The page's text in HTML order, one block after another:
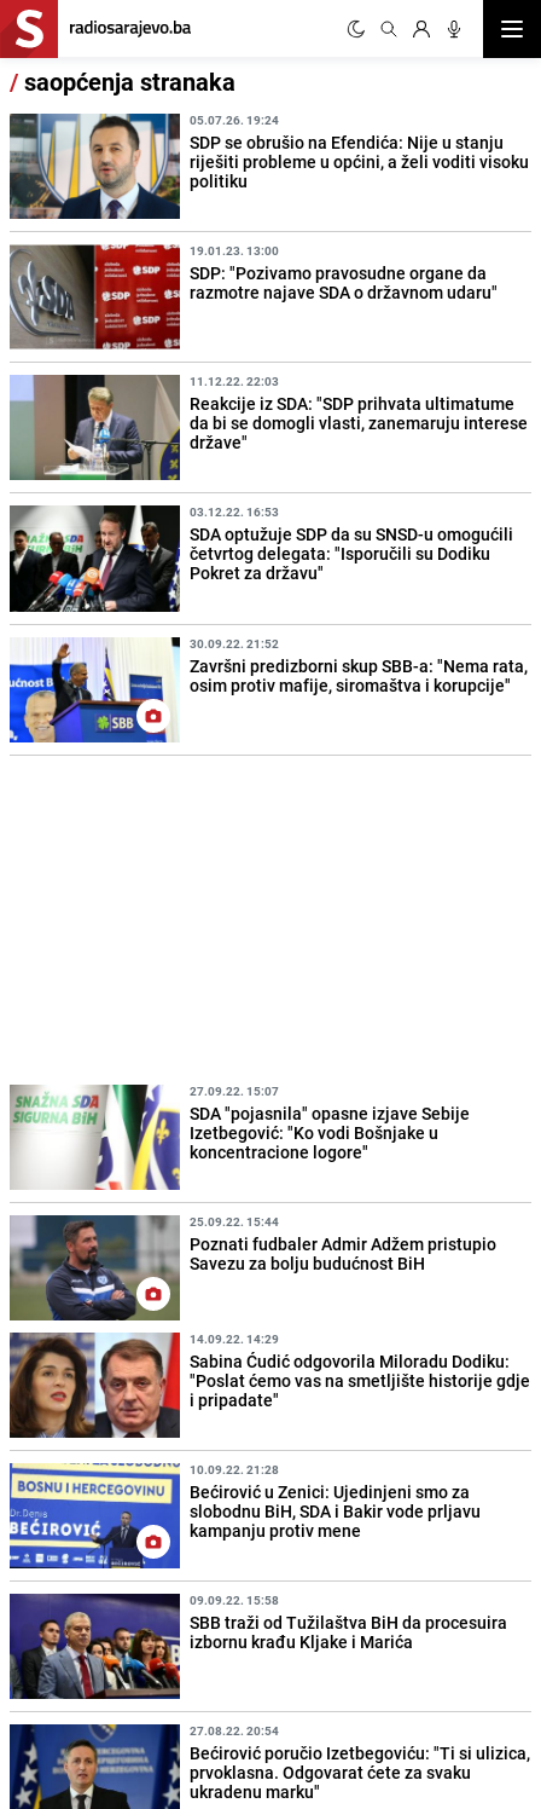
/saopćenja stranaka
05.07.26. 19:24
SDP se obrušio na Efendića: Nije u stanju
riješiti probleme u općini, a želi voditi visoku
politiku
19.01.23. 13:00
SDP: "Pozivamo pravosudne organe da
razmotre najave SDA o državnom udaru"
11.12.22. 22:03
Reakcije iz SDA: "SDP prihvata ultimatume
da bi se domogli vlasti, zanemaruju interese
države"
03.12.22. 16:53
SDA optužuje SDP da su SNSD-u omogućili
četvrtog delegata: "Isporučili su Dodiku
Pokret za državu"
30.09.22. 21:52
Završni predizborni skup SBB-a: "Nema rata,
osim protiv mafije, siromaštva i korupcije"
27.09.22. 15:07
SDA "pojasnila" opasne izjave Sebije
Izetbegović: "Ko vodi Bošnjake u
koncentracione logore"
25.09.22. 15:44
Poznati fudbaler Admir Adžem pristupio
Savezu za bolju budućnost BiH
14.09.22. 14:29
Sabina Ćudić odgovorila Miloradu Dodiku:
"Poslat ćemo vas na smetljište historije gdje
i pripadate"
10.09.22. 21:28
Bećirović u Zenici: Ujedinjeni smo za
slobodnu BiH, SDA i Bakir vode prljavu
kampanju protiv mene
09.09.22. 15:58
SBB traži od Tužilaštva BiH da procesuira
izbornu krađu Kljake i Marića
27.08.22. 20:54
Bećirović poručio Izetbegoviću: "Ti si ulizica,
prvoklasna. Odgovarat ćete za svaku
ukradenu marku"